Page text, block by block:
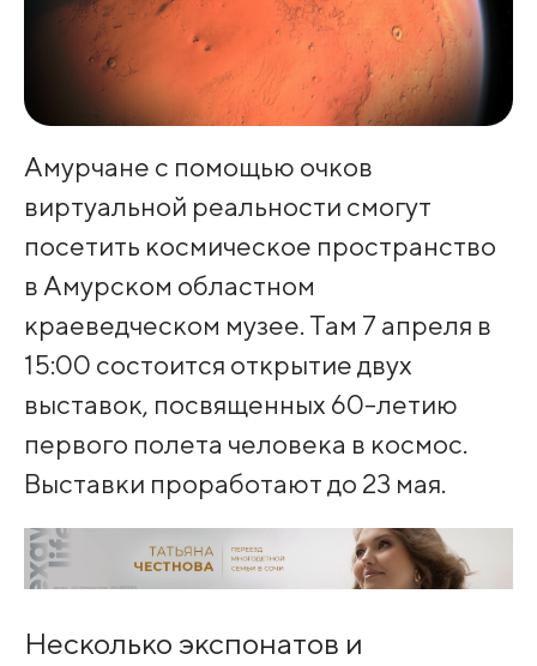
Амурчане с помощью очков
виртуальной реальности смогут
посетить космическое пространство
в Амурском областном
краеведческом музее. Там 7 апреля в
15:00 состоится открытие двух
выставок, посвященных 60-летию
первого полета человека в космос.
Выставки проработают до 23 мая.
Несколько экспонатов и